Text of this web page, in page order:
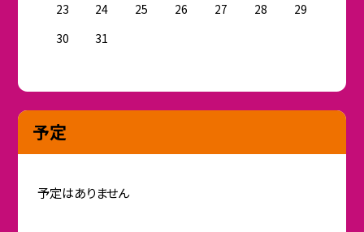
23
24 25 26 27 28
29
30
31
予定
予定はありません